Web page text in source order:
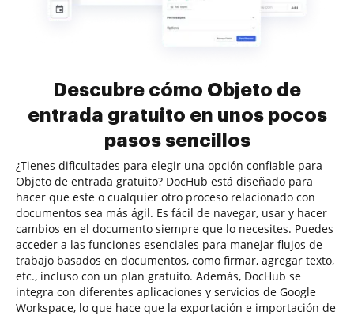
Descubre cómo Objeto de
entrada gratuito en unos pocos
pasos sencillos
¿Tienes dificultades para elegir una opción confiable para
Objeto de entrada gratuito? DocHub está diseñado para
hacer que este o cualquier otro proceso relacionado con
documentos sea más ágil. Es fácil de navegar, usar y hacer
cambios en el documento siempre que lo necesites. Puedes
acceder a las funciones esenciales para manejar flujos de
trabajo basados en documentos, como firmar, agregar texto,
etc., incluso con un plan gratuito. Además, DocHub se
integra con diferentes aplicaciones y servicios de Google
Workspace, lo que hace que la exportación e importación de